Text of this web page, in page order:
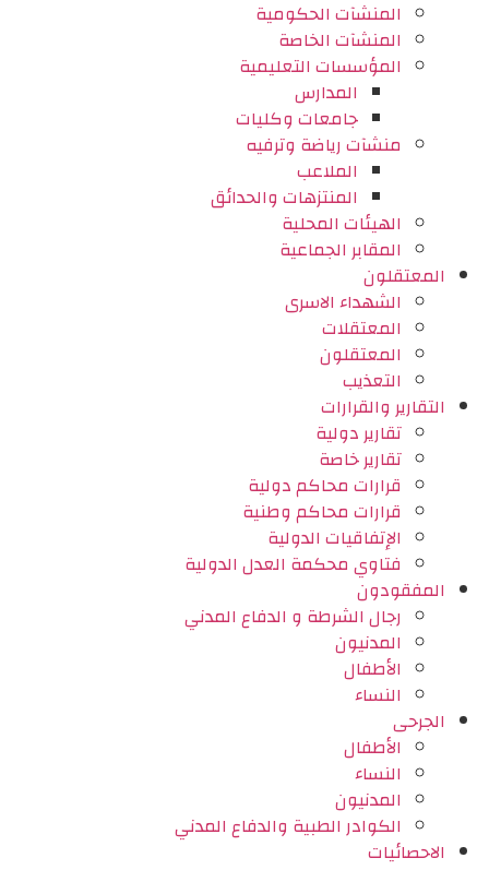
المنشآت الحكومية
المنشآت الخاصة
المؤسسات التعليمية
المدارس
جامعات وكليات
منشآت رياضة وترفيه
الملاعب
المنتزهات والحدائق
الهيئات المحلية
المقابر الجماعية
المعتقلون
الشهداء الاسرى
المعتقلات
المعتقلون
التعذيب
التقارير والقرارات
تقارير دولية
تقارير خاصة
قرارات محاكم دولية
قرارات محاكم وطنية
الإتفاقيات الدولية
فتاوي محكمة العدل الدولية
المفقودون
رجال الشرطة و الدفاع المدني
المدنيون
الأطفال
النساء
الجرحى
الأطفال
النساء
المدنيون
الكوادر الطبية والدفاع المدني
الاحصائيات